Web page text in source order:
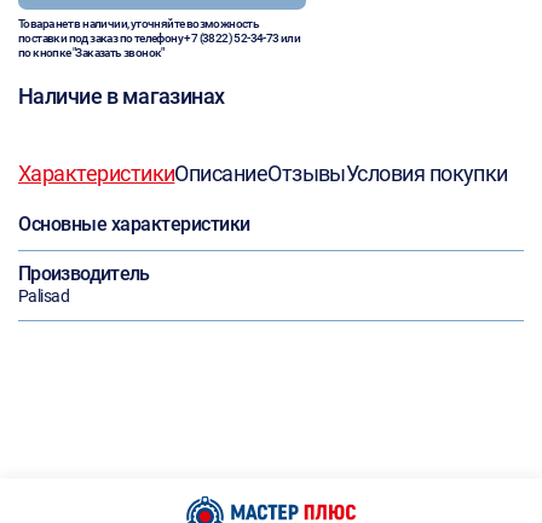
Товара нет в наличии, уточняйте возможность
поставки под заказ по телефону+7 (3822) 52-34-73или
по кнопке "Заказать звонок"
Наличие в магазинах
ХарактеристикиОписаниеОтзывыУсловия покупки
Основные характеристики
Производитель
Palisad